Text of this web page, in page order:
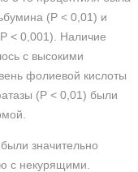
(Р < 0,01) и
< 0,001). Наличие
с высокими
фолиевой кислоты
(Р < 0,01) были
значительно
с некурящими.